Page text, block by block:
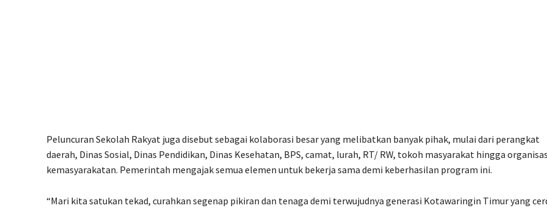
Peluncuran Sekolah Rakyat juga disebut sebagai kolaborasi besar yang melibatkan banyak pihak, mulai dari perangkat
daerah, Dinas Sosial, Dinas Pendidikan, Dinas Kesehatan, BPS, camat, lurah, RT/ RW, tokoh masyarakat hingga
kemasyarakatan. Pemerintah mengajak semua elemen untuk bekerja sama demi keberhasilan program ini.
“Mari kita satukan tekad, curahkan segenap pikiran dan tenaga demi terwujudnya generasi Kotawaringin Timur yang